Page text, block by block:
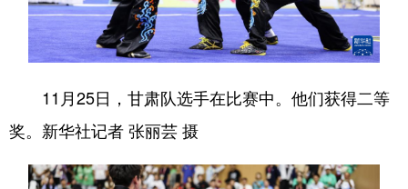
11月25日，甘肃队选手在比赛中。他们获得二等
奖。新华社记者 张丽芸 摄